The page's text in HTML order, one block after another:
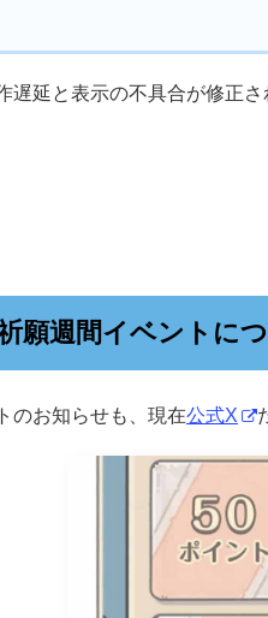
延と表示の不具合が修正さ
願週間イベントに
のお知らせも、現在公式X